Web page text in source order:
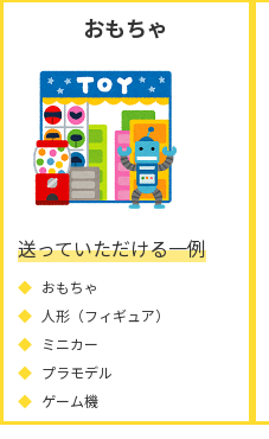
おもちゃ
送っていただける一例
おもちゃ
人形（フィギュア）
ミニカー
プラモデル
ゲーム機